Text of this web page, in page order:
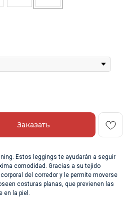
Заказать
Estos leggings te ayudarán a seguir
comodidad. Gracias a su tejido
del corredor y le permite moverse
costuras planas, que previenen las
en la piel.